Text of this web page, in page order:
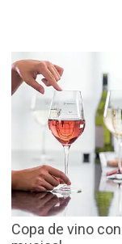
Copa de vino